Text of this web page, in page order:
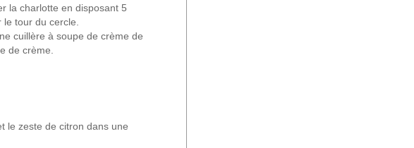
la charlotte en disposant 5
tour du cercle.
cuillère à soupe de crème de
de crème.
le zeste de citron dans une